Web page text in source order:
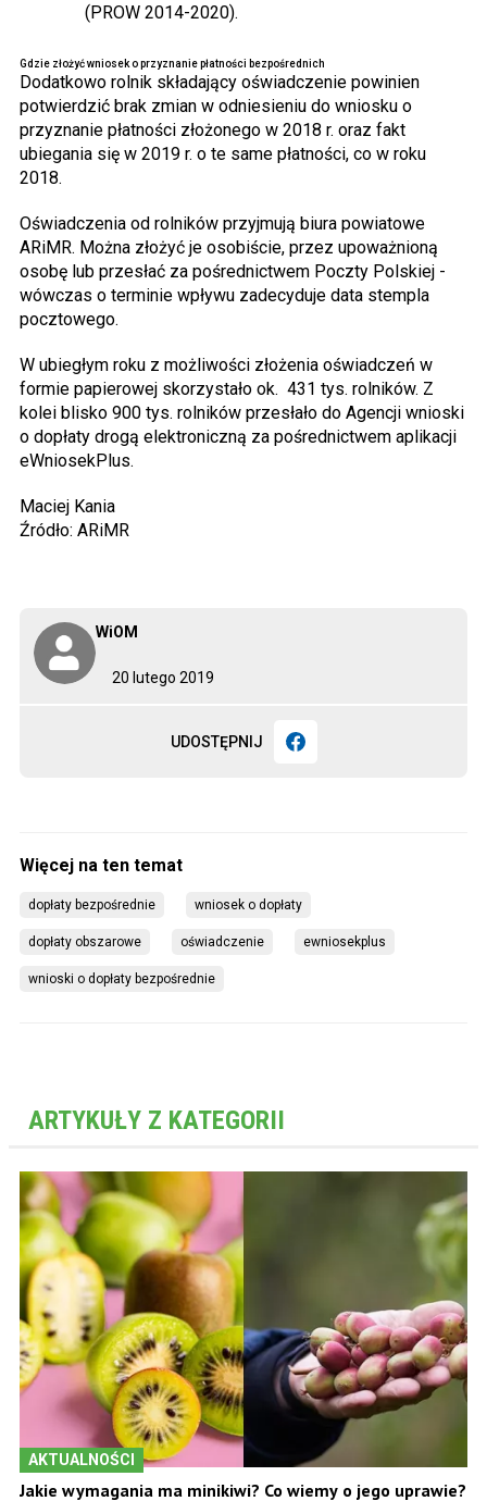
20 lutego 2019
WiOM
UDOSTĘPNIJ
(PROW 2014-2020).
Gdzie złożyć wniosek o przyznanie płatności bezpośrednich
Dodatkowo rolnik składający oświadczenie powinien
potwierdzić brak zmian w odniesieniu do wniosku o
przyznanie płatności złożonego w 2018 r. oraz fakt
ubiegania się w 2019 r. o te same płatności, co w roku
2018.
Oświadczenia od rolników przyjmują biura powiatowe
ARiMR. Można złożyć je osobiście, przez upoważnioną
osobę lub przesłać za pośrednictwem Poczty Polskiej -
wówczas o terminie wpływu zadecyduje data stempla
pocztowego.
W ubiegłym roku z możliwości złożenia oświadczeń w
formie papierowej skorzystało ok. 431 tys. rolników. Z
kolei blisko 900 tys. rolników przesłało do Agencji wnioski
o dopłaty drogą elektroniczną za pośrednictwem aplikacji
eWniosekPlus.
Maciej Kania
Źródło: ARiMR
dopłaty bezpośrednie wniosek o dopłaty
dopłaty obszarowe oświadczenie ewniosekplus
wnioski o dopłaty bezpośrednie
ARTYKUŁY Z KATEGORII
AKTUALNOŚCI
Jakie wymagania ma minikiwi? Co wiemy o jego uprawie?